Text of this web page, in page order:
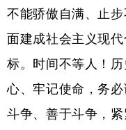
不能骄傲自满、止
面建成社会主义现
标。时间不等人！
心、牢记使命，务
斗争、善于斗争，